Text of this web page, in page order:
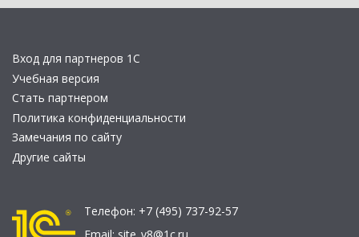
Вход для партнеров 1С
Учебная версия
Стать партнером
Политика конфиденциальности
Замечания по сайту
Другие сайты
Телефон: +7 (495) 737-92-57